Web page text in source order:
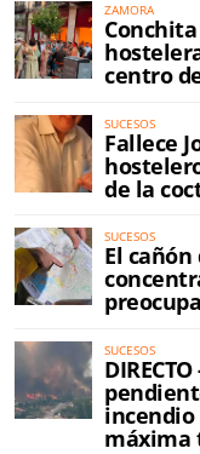
ZAMORA
centro
SUCESOS
Fallece
de la
SUCESOS
El
SUCESOS
incendio
máxima